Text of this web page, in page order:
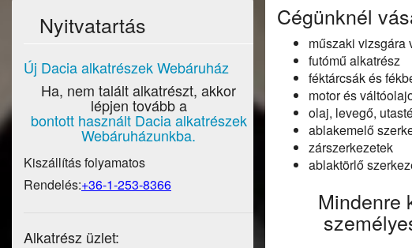
Cégünknél
műszaki vizsgára
futómű alkatrész
féktárcsák és
motor és
olaj, levegő,
ablakemelő
zárszerkezetek
ablaktörlő
Mindenre
Nyitvatartás
Új Dacia alkatrészek Webáruház
Ha, nem talált alkatrészt, akkor
lépjen tovább a
bontott használt Dacia alkatrészek
Webáruházunkba.
Kiszállítás folyamatos
Rendelés:+36-1-253-8366
Alkatrész üzlet: